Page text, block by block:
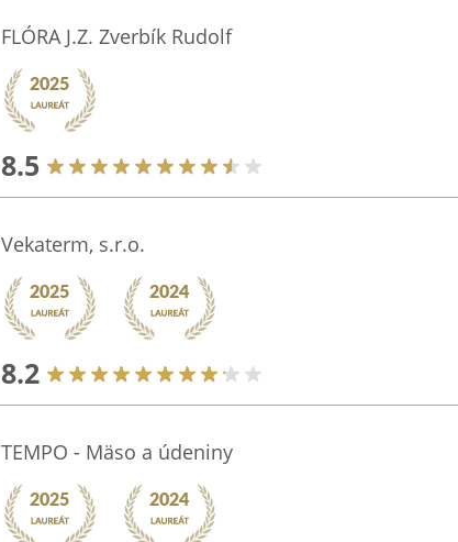
FLÓRA J.Z. Zverbík Rudolf
8.5
Vekaterm, s.r.o.
8.2
TEMPO - Mäso a údeniny